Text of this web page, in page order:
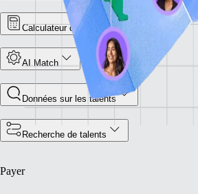
Calculateur du coût des employés
AI Match
Données sur les talents
Recherche de talents
Payer